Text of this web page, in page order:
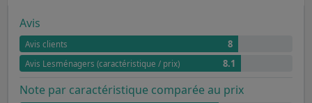
Avis
Avis clients 8
Avis Lesménagers (caractéristique / prix) 8.1
Note par caractéristique comparée au prix